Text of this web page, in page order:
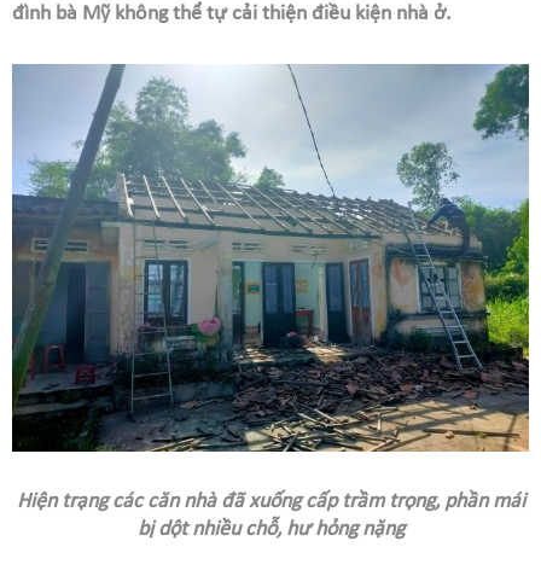
đình bà Mỹ không thể tự cải thiện điều kiện nhà ở.
Hiện trạng các căn nhà đã xuống cấp trầm trọng, phần mái
bị dột nhiều chỗ, hư hỏng nặng